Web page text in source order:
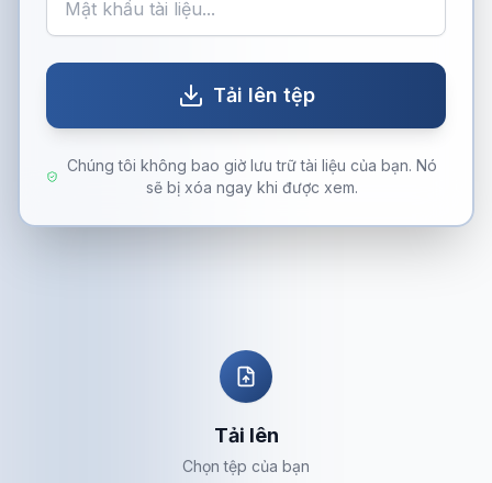
Tải lên tệp
Chúng tôi không bao giờ lưu trữ tài liệu của bạn. Nó
sẽ bị xóa ngay khi được xem.
Tải lên
Chọn tệp của bạn